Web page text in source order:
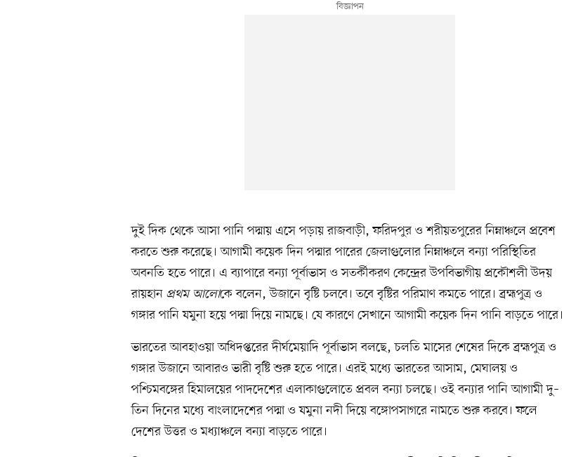
দুই দিক থেকে আসা পানি পদ্মায় এসে পড়ায় রাজবাড়ী, ফরিদপুর ও শরীয়তপুরের নিম্নাঞ্চলে প্রবেশ
করতে শুরু করেছে। আগামী কয়েক দিন পদ্মার পারের জেলাগুলোর নিম্নাঞ্চলে বন্যা পরিস্থিতির
অবনতি হতে পারে। এ ব্যাপারে বন্যা পূর্বাভাস ও সতর্কীকরণ কেন্দ্রের উপবিভাগীয় প্রকৌশলী উদয়
রায়হান প্রথম আলোকে বলেন, উজানে বৃষ্টি চলবে। তবে বৃষ্টির পরিমাণ কমতে পারে। ব্রহ্মপুত্র ও
গঙ্গার পানি যমুনা হয়ে পদ্মা দিয়ে নামছে। যে কারণে সেখানে আগামী কয়েক দিন পানি বাড়তে পারে।
ভারতের আবহাওয়া অধিদপ্তরের দীর্ঘমেয়াদি পূর্বাভাস বলছে, চলতি মাসের শেষের দিকে ব্রহ্মপুত্র ও
গঙ্গার উজানে আবারও ভারী বৃষ্টি শুরু হতে পারে। এরই মধ্যে ভারতের আসাম, মেঘালয় ও
পশ্চিমবঙ্গের হিমালয়ের পাদদেশের এলাকাগুলোতে প্রবল বন্যা চলছে। ওই বন্যার পানি আগামী দু–
তিন দিনের মধ্যে বাংলাদেশের পদ্মা ও যমুনা নদী দিয়ে বঙ্গোপসাগরে নামতে শুরু করবে। ফলে
দেশের উত্তর ও মধ্যাঞ্চলে বন্যা বাড়তে পারে।